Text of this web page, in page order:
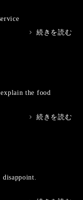
>
続きを読む
the food
>
続きを読む